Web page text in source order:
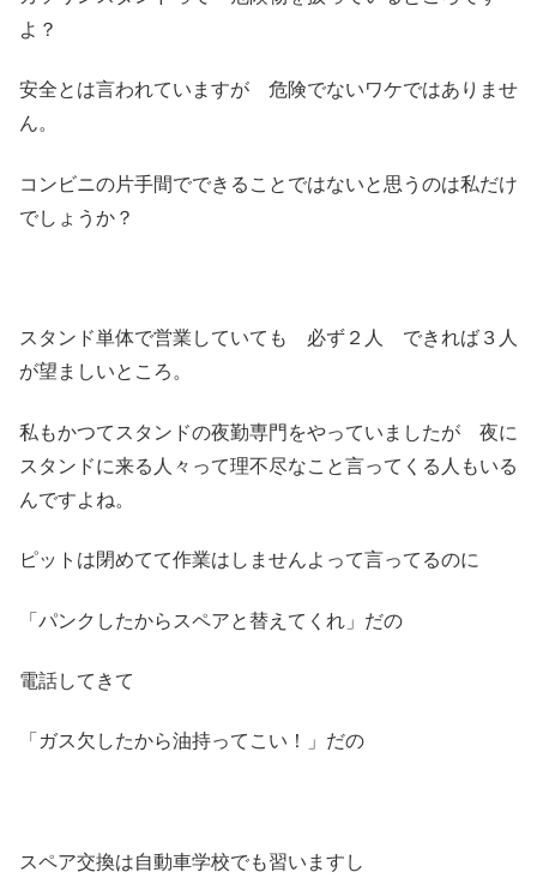
よ？
安全とは言われていますが 危険でないワケではありませ
ん。
コンビニの片手間でできることではないと思うのは私だけ
でしょうか？
スタンド単体で営業していても 必ず２人 できれば３人
が望ましいところ。
私もかつてスタンドの夜勤専門をやっていましたが 夜に
スタンドに来る人々って理不尽なこと言ってくる人もいる
んですよね。
ピットは閉めてて作業はしませんよって言ってるのに
「パンクしたからスペアと替えてくれ」だの
電話してきて
「ガス欠したから油持ってこい！」だの
スペア交換は自動車学校でも習いますし